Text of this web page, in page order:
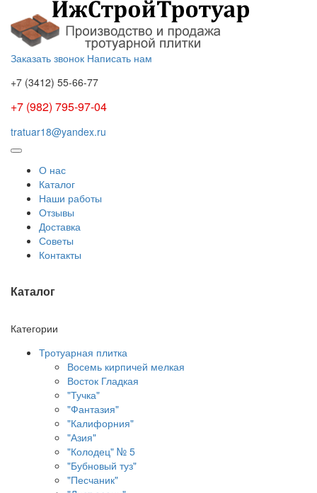
Заказать звонок Написать нам
+7 (3412) 55-66-77
+7 (982) 795-97-04
tratuar18@yandex.ru
О нас
Каталог
Наши работы
Отзывы
Доставка
Советы
Контакты
Каталог
Категории
Тротуарная плитка
Восемь кирпичей мелкая
Восток Гладкая
"Тучка"
"Фантазия"
"Калифорния"
"Азия"
"Колодец" № 5
"Бубновый туз"
"Песчаник"